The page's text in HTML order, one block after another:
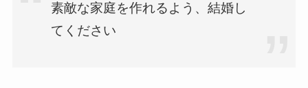
素敵な家庭を作れるよう、結婚し
てください